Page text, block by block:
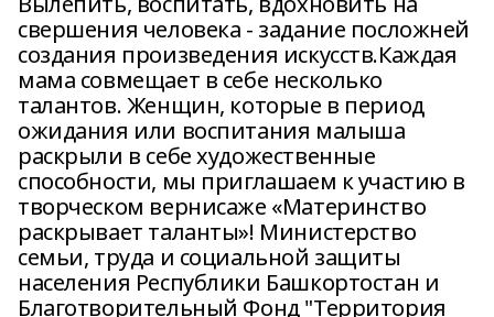
свершения человека - задание посложней
создания произведения искусств.Каждая
мама совмещает в себе несколько
талантов. Женщин, которые в период
ожидания или воспитания малыша
раскрыли в себе художественные
способности, мы приглашаем к участию в
творческом вернисаже «Материнство
раскрывает таланты»! Министерство
семьи, труда и социальной защиты
населения Республики Башкортостан и
Благотворительный Фонд "Территория